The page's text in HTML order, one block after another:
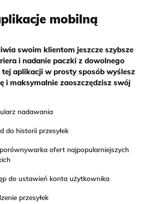
mobilną
swoim klientom jeszcze szybsze
i nadanie paczki z dowolnego
aplikacji w prosty sposób wyślesz
i maksymalnie zaoszczędzisz swój
nadawania
do historii przesyłek
ofert najpopularniejszych
do ustawień konta użytkownika
przesyłek